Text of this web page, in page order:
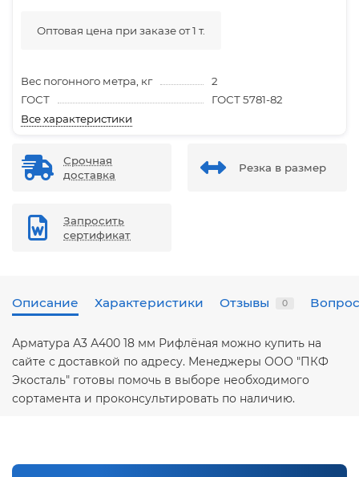
Оптовая цена при заказе от 1 т.
Вес погонного метра, кг
2
ГОСТ
ГОСТ 5781-82
Все характеристики
Срочная
доставка
Резка в размер
Запросить
сертификат
Описание Характеристики Отзывы 0
Арматура А3 А400 18 мм Рифлёная можно купить на
сайте с доставкой по адресу. Менеджеры ООО "ПКФ
Экосталь" готовы помочь в выборе необходимого
сортамента и проконсультировать по наличию.